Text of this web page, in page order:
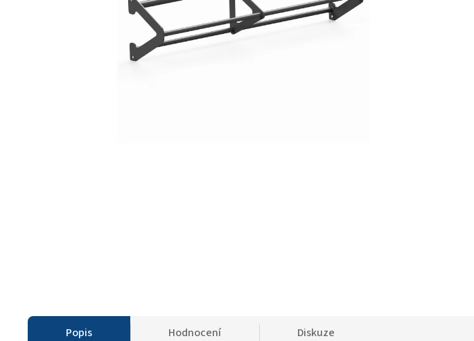
Popis Hodnocení Diskuze